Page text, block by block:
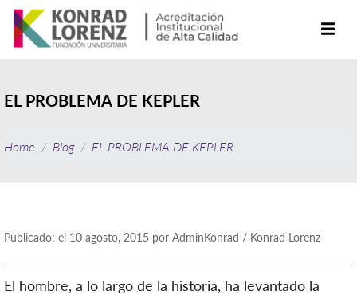
EL PROBLEMA DE KEPLER
Home Blog EL PROBLEMA DE KEPLER
Publicado: el 10 agosto, 2015 por AdminKonrad / Konrad Lorenz
El hombre, a lo largo de la historia, ha levantado la